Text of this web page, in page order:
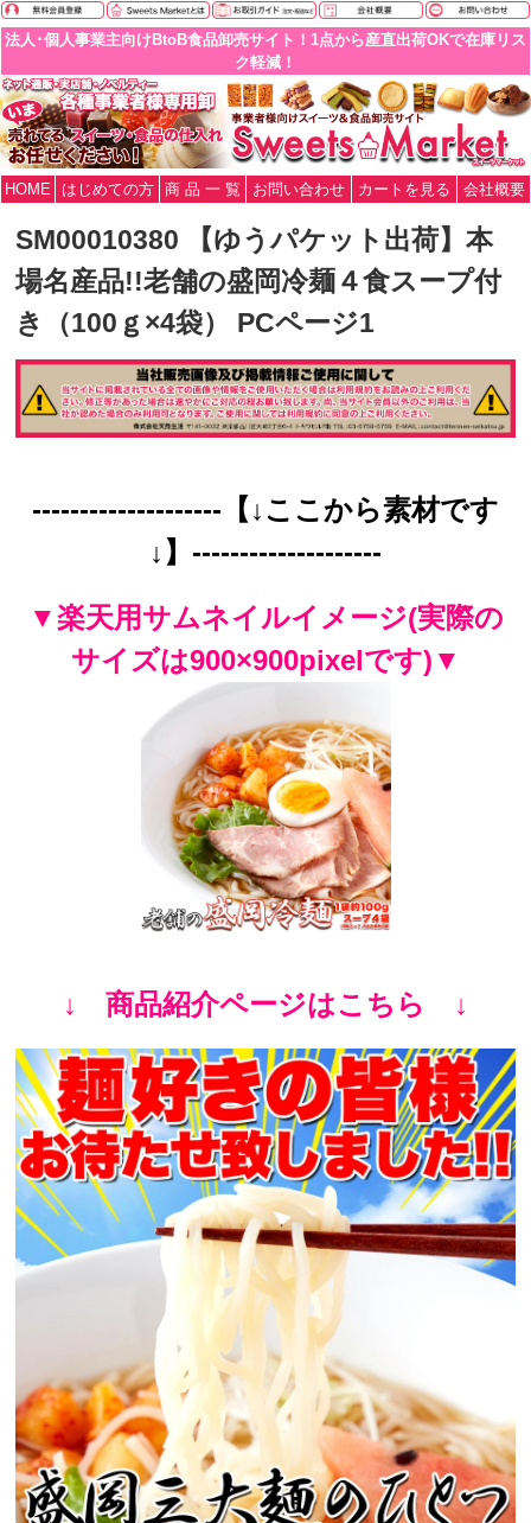
法人･個人事業主向けBtoB食品卸売サイト！1点から産直出荷OKで在庫リス
ク軽減！
HOME はじめての方 商 品 一 覧 お問い合わせ カートを見る 会社概要
SM00010380 【ゆうパケット出荷】本
場名産品!!老舗の盛岡冷麺４食スープ付
き（100ｇ×4袋） PCページ1
--------------------【↓ここから素材です
↓】--------------------
▼楽天用サムネイルイメージ(実際の
サイズは900×900pixelです)▼
↓ 商品紹介ページはこちら ↓